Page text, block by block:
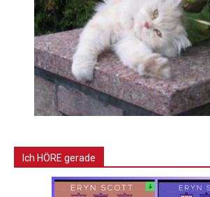
Ich HÖRE gerade